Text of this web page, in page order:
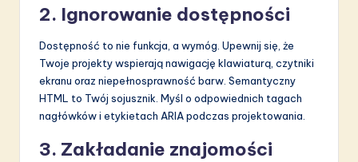
2. Ignorowanie dostępności
Dostępność to nie funkcja, a wymóg. Upewnij się, że
Twoje projekty wspierają nawigację klawiaturą, czytniki
ekranu oraz niepełnosprawność barw. Semantyczny
HTML to Twój sojusznik. Myśl o odpowiednich tagach
nagłówków i etykietach ARIA podczas projektowania.
3. Zakładanie znajomości